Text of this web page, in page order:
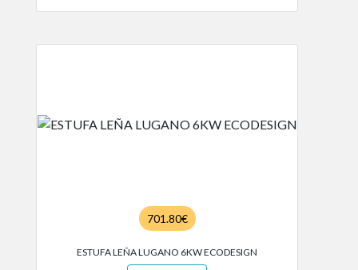
701.80€
ESTUFA LEÑA LUGANO 6KW ECODESIGN